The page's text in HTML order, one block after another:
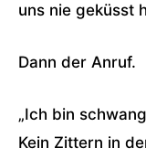
uns nie geküsst
Dann der Anruf.
„Ich bin
Kein Zittern in